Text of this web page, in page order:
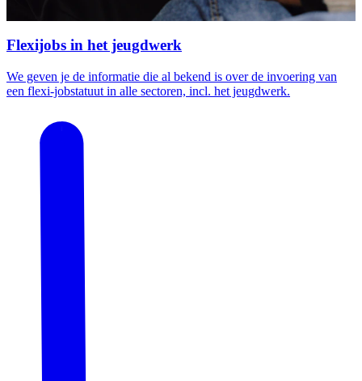
Flexijobs in het jeugdwerk
We geven je de informatie die al bekend is over de invoering van
een flexi-jobstatuut in alle sectoren, incl. het jeugdwerk.